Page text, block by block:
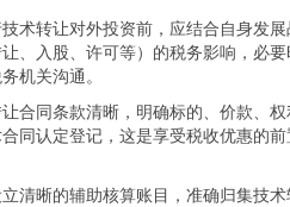
术转让对外投资前，应结合自身发展
、入股、许可等）的税务影响，必要
机关沟通。
合同条款清晰，明确标的、价款、权
同认定登记，这是享受税收优惠的前
清晰的辅助核算账目，准确归集技术